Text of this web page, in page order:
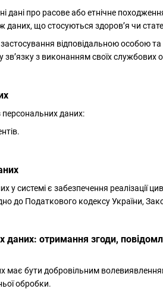
дані про расове або етнічне
даних, що стосуються здоров’я чи
відповідальною особою
з виконанням своїх службових
даних:
системі є забезпечення реалізації
до Податкового кодексу України,
отримання згоди,
має бути добровільним
обробки.